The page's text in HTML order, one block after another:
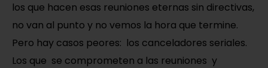
los que hacen esas reuniones eternas sin directivas,
no van al punto y no vemos la hora que termine.
Pero hay casos peores: los canceladores seriales.
Los que se comprometen a las reuniones y